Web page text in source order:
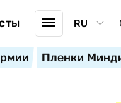
RU
Пленки